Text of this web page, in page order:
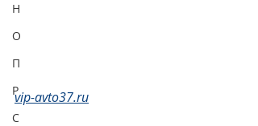
Н
О
П
Р
С
vip-avto37.ru